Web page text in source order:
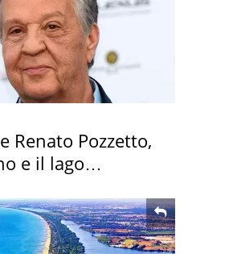
Renato Pozzetto,
e il lago